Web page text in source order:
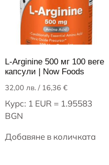
L-Arginine 500 мг 100 веге
капсули | Now Foods
32,00 лв. / 16,36 €
Курс: 1 EUR = 1.95583
BGN
Добавяне в количката